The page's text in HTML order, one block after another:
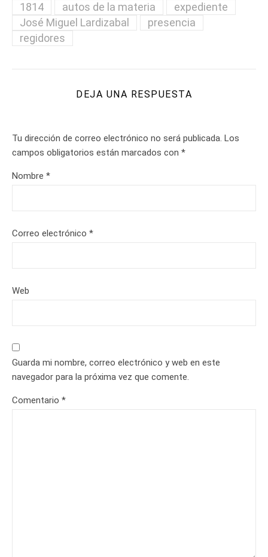
1814 autos de la materia
expediente
José Miguel Lardizabal
presencia
regidores
DEJA UNA RESPUESTA
Tu dirección de correo electrónico no será publicada. Los
campos obligatorios están marcados con *
Nombre *
Correo electrónico *
Web
Guarda mi nombre, correo electrónico y web en este
navegador para la próxima vez que comente.
Comentario *